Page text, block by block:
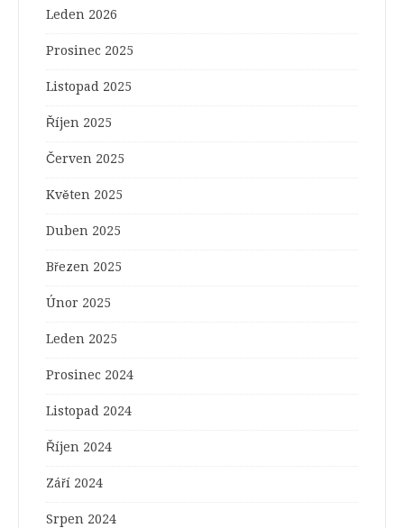
Leden 2026
Prosinec 2025
Listopad 2025
Říjen 2025
Červen 2025
Květen 2025
Duben 2025
Březen 2025
Únor 2025
Leden 2025
Prosinec 2024
Listopad 2024
Říjen 2024
Září 2024
Srpen 2024